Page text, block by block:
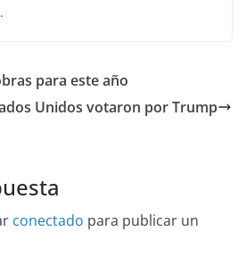
para este año
Unidos votaron por Trump
conectado para publicar un